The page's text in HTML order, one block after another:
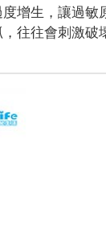
增生，讓過敏
往往會刺激破